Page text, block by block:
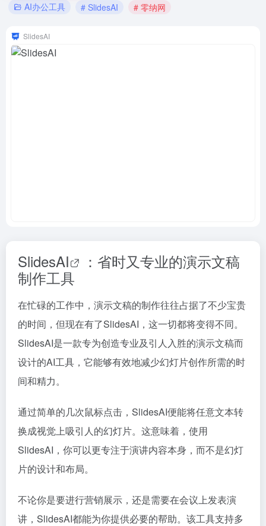
AI办公工具 # SlidesAI # 零纳网
SlidesAI
SlidesAI
：省时又专业的演示文稿
制作工具
在忙碌的工作中，演示文稿的制作往往占据了不少宝贵
的时间，但现在有了SlidesAI，这一切都将变得不同。
SlidesAI是一款专为创造专业及引人入胜的演示文稿而
设计的AI工具，它能够有效地减少幻灯片创作所需的时
间和精力。
通过简单的几次鼠标点击，SlidesAI便能将任意文本转
换成视觉上吸引人的幻灯片。这意味着，使用
SlidesAI，你可以更专注于演讲内容本身，而不是幻灯
片的设计和布局。
不论你是要进行营销展示，还是需要在会议上发表演
讲，SlidesAI都能为你提供必要的帮助。该工具支持多